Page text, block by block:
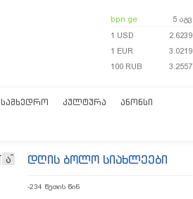
bpn.ge 5 აგვ
1 USD
2.6239
1 EUR
3.0219
100 RUB
3.2557
ᲡᲐᲛᲮᲔᲓᲠᲝ ᲙᲣᲚᲢᲣᲠᲐ ᲐᲜᲝᲜᲡᲘ
ა დღის ბოლო სიახლეები
-234 წუთის წინ